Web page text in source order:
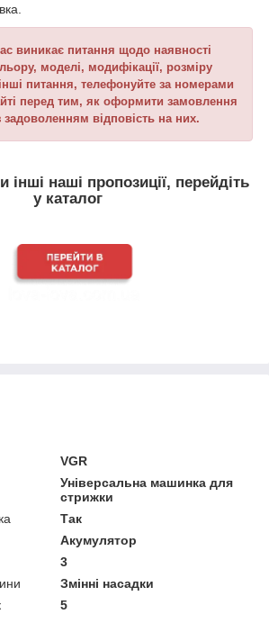
виникає питання щодо наявності
моделі, модифікації, розміру
питання, телефонуйте за номерами
перед тим, як оформити замовлення
задоволенням відповість на них.
наші пропозиції, перейдіть
у каталог
VGR
Універсальна машинка для
стрижки
Так
Акумулятор
3
Змінні насадки
5